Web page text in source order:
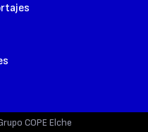
COPE Elche